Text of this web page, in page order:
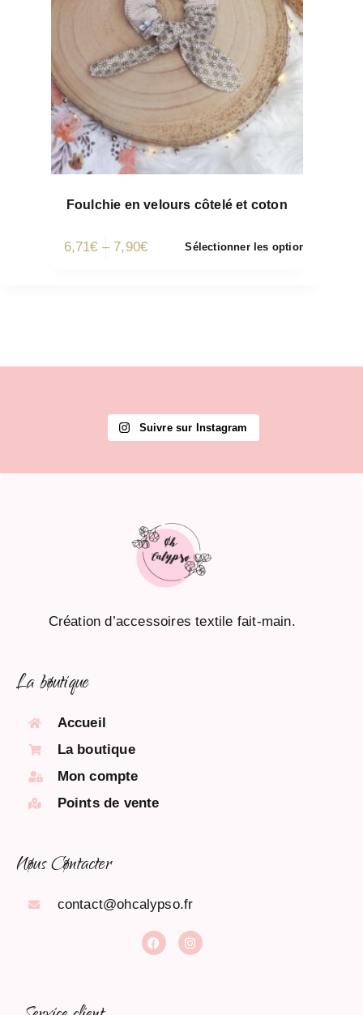
Foulchie en velours côtelé et coton
6,71€ – 7,90€ Sélectionner les options
Suivre sur Instagram
Création d’accessoires textile fait-main.
La bøutique
Accueil
La boutique
Mon compte
Points de vente
Nøus Cøntacter
contact@ohcalypso.fr